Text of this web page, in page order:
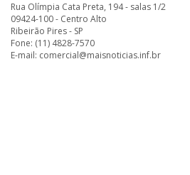
Rua Olímpia Cata Preta, 194 - salas 1/2
09424-100 - Centro Alto
Ribeirão Pires - SP
Fone: (11) 4828-7570
E-mail: comercial@maisnoticias.inf.br